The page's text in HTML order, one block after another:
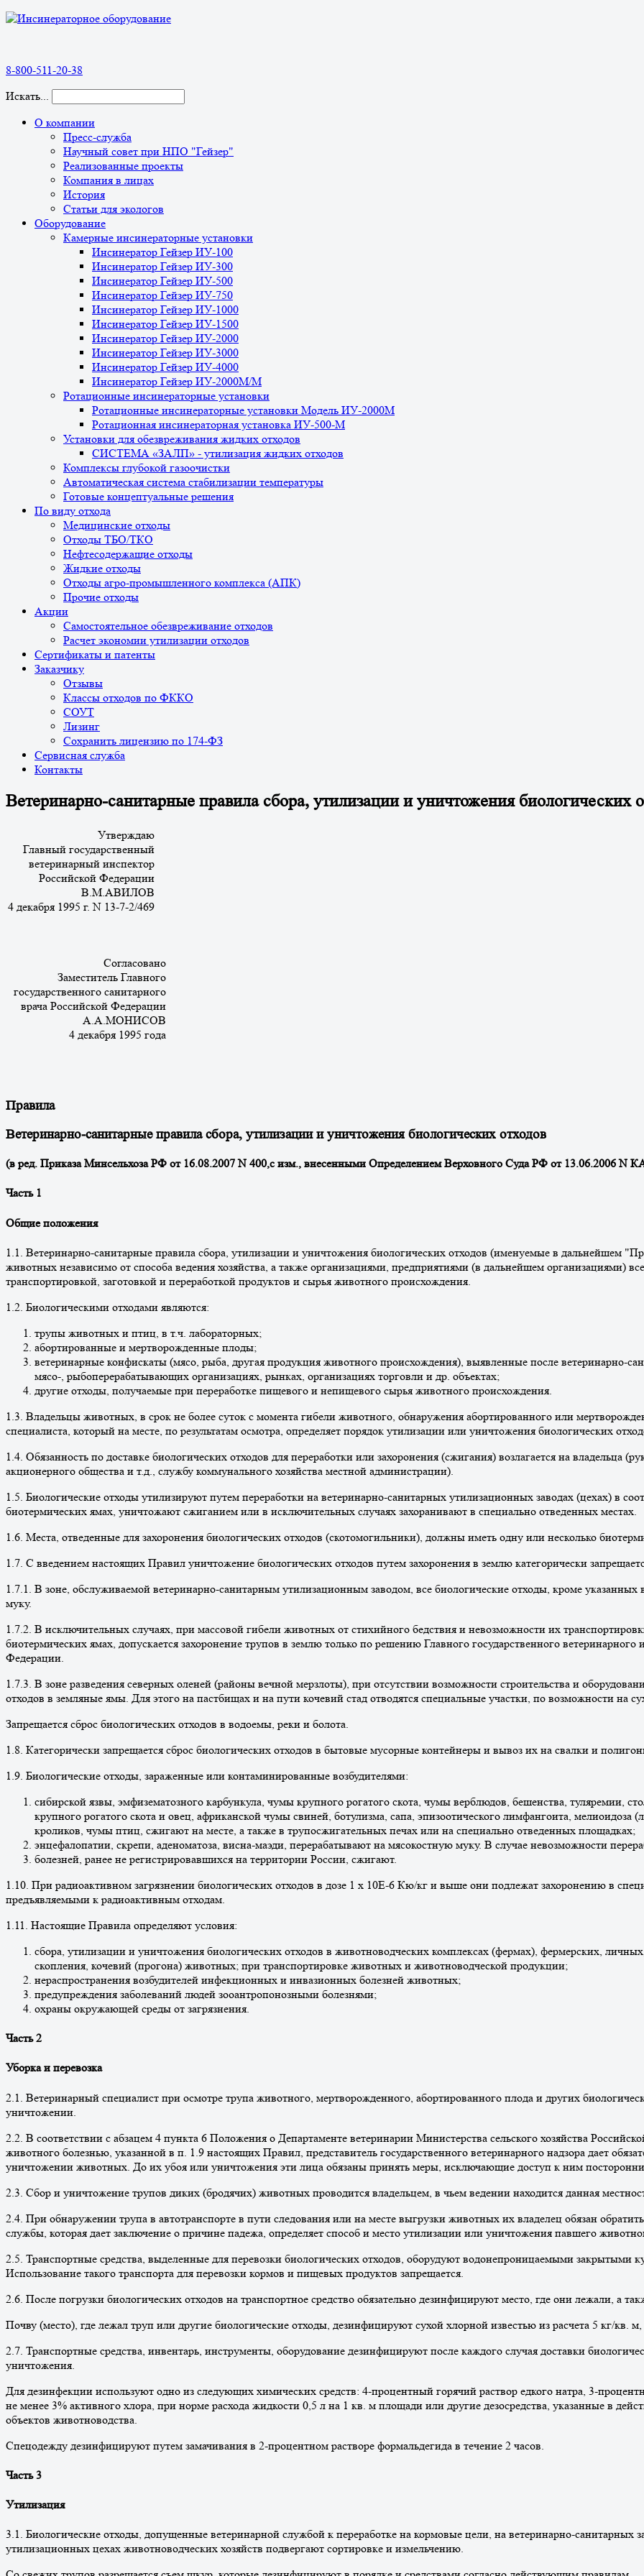
8-800-511-20-38
Искать...
О компании
Пресс-служба
Научный совет при НПО "Гейзер"
Реализованные проекты
Компания в лицах
История
Статьи для экологов
Оборудование
Камерные инсинераторные установки
Инсинератор Гейзер ИУ-100
Инсинератор Гейзер ИУ-300
Инсинератор Гейзер ИУ-500
Инсинератор Гейзер ИУ-750
Инсинератор Гейзер ИУ-1000
Инсинератор Гейзер ИУ-1500
Инсинератор Гейзер ИУ-2000
Инсинератор Гейзер ИУ-3000
Инсинератор Гейзер ИУ-4000
Инсинератор Гейзер ИУ-2000М/М
Ротационные инсинераторные установки
Ротационные инсинераторные установки Модель ИУ-2000М
Ротационная инсинераторная установка ИУ-500-М
Установки для обезвреживания жидких отходов
СИСТЕМА «ЗАЛП» - утилизация жидких отходов
Комплексы глубокой газоочистки
Автоматическая система стабилизации температуры
Готовые концептуальные решения
По виду отхода
Медицинские отходы
Отходы ТБО/ТКО
Нефтесодержащие отходы
Жидкие отходы
Отходы агро-промышленного комплекса (АПК)
Прочие отходы
Акции
Самостоятельное обезвреживание отходов
Расчет экономии утилизации отходов
Сертификаты и патенты
Заказчику
Отзывы
Классы отходов по ФККО
СОУТ
Лизинг
Сохранить лицензию по 174-ФЗ
Сервисная служба
Контакты
Ветеринарно-санитарные правила сбора, утилизации и уничтожения биологических
Утверждаю
Главный государственный
ветеринарный инспектор
Российской Федерации
В.М.АВИЛОВ
4 декабря 1995 г. N 13-7-2/469
Согласовано
Заместитель Главного
государственного санитарного
врача Российской Федерации
А.А.МОНИСОВ
4 декабря 1995 года
Правила
Ветеринарно-санитарные правила сбора, утилизации и уничтожения биологических отходов
(в ред. Приказа Минсельхоза РФ от 16.08.2007 N 400,с изм., внесенными Определением Верховного Суда РФ от 13.06.2006 N
Часть 1
Общие положения
1.1. Ветеринарно-санитарные правила сбора, утилизации и уничтожения биологических отходов (именуемые в дальнейшем
животных независимо от способа ведения хозяйства, а также организациями, предприятиями (в дальнейшем организациями)
транспортировкой, заготовкой и переработкой продуктов и сырья животного происхождения.
1.2. Биологическими отходами являются:
трупы животных и птиц, в т.ч. лабораторных;
абортированные и мертворожденные плоды;
ветеринарные конфискаты (мясо, рыба, другая продукция животного происхождения), выявленные после ветеринарно-
мясо-, рыбоперерабатывающих организациях, рынках, организациях торговли и др. объектах;
другие отходы, получаемые при переработке пищевого и непищевого сырья животного происхождения.
1.3. Владельцы животных, в срок не более суток с момента гибели животного, обнаружения абортированного или
специалиста, который на месте, по результатам осмотра, определяет порядок утилизации или уничтожения биологических
1.4. Обязанность по доставке биологических отходов для переработки или захоронения (сжигания) возлагается на владельца
акционерного общества и т.д., службу коммунального хозяйства местной администрации).
1.5. Биологические отходы утилизируют путем переработки на ветеринарно-санитарных утилизационных заводах (цехах) в
биотермических ямах, уничтожают сжиганием или в исключительных случаях захоранивают в специально отведенных местах.
1.6. Места, отведенные для захоронения биологических отходов (скотомогильники), должны иметь одну или несколько
1.7. С введением настоящих Правил уничтожение биологических отходов путем захоронения в землю категорически
1.7.1. В зоне, обслуживаемой ветеринарно-санитарным утилизационным заводом, все биологические отходы, кроме
муку.
1.7.2. В исключительных случаях, при массовой гибели животных от стихийного бедствия и невозможности их
биотермических ямах, допускается захоронение трупов в землю только по решению Главного государственного ветеринарного
Федерации.
1.7.3. В зоне разведения северных оленей (районы вечной мерзлоты), при отсутствии возможности строительства и
отходов в земляные ямы. Для этого на пастбищах и на пути кочевий стад отводятся специальные участки, по возможности на
Запрещается сброс биологических отходов в водоемы, реки и болота.
1.8. Категорически запрещается сброс биологических отходов в бытовые мусорные контейнеры и вывоз их на свалки и
1.9. Биологические отходы, зараженные или контаминированные возбудителями:
сибирской язвы, эмфизематозного карбункула, чумы крупного рогатого скота, чумы верблюдов, бешенства, туляремии,
крупного рогатого скота и овец, африканской чумы свиней, ботулизма, сапа, эпизоотического лимфангоита, мелиоидоза
кроликов, чумы птиц, сжигают на месте, а также в трупосжигательных печах или на специально отведенных площадках;
энцефалопатии, скрепи, аденоматоза, висна-маэди, перерабатывают на мясокостную муку. В случае невозможности
болезней, ранее не регистрировавшихся на территории России, сжигают.
1.10. При радиоактивном загрязнении биологических отходов в дозе 1 x 10Е-6 Кю/кг и выше они подлежат захоронению в
предъявляемыми к радиоактивным отходам.
1.11. Настоящие Правила определяют условия:
сбора, утилизации и уничтожения биологических отходов в животноводческих комплексах (фермах), фермерских,
скопления, кочевий (прогона) животных; при транспортировке животных и животноводческой продукции;
нераспространения возбудителей инфекционных и инвазионных болезней животных;
предупреждения заболеваний людей зооантропонозными болезнями;
охраны окружающей среды от загрязнения.
Часть 2
Уборка и перевозка
2.1. Ветеринарный специалист при осмотре трупа животного, мертворожденного, абортированного плода и других
уничтожении.
2.2. В соответствии с абзацем 4 пункта 6 Положения о Департаменте ветеринарии Министерства сельского хозяйства
животного болезнью, указанной в п. 1.9 настоящих Правил, представитель государственного ветеринарного надзора дает
уничтожении животных. До их убоя или уничтожения эти лица обязаны принять меры, исключающие доступ к ним
2.3. Сбор и уничтожение трупов диких (бродячих) животных проводится владельцем, в чьем ведении находится данная
2.4. При обнаружении трупа в автотранспорте в пути следования или на месте выгрузки животных их владелец обязан
службы, которая дает заключение о причине падежа, определяет способ и место утилизации или уничтожения павшего
2.5. Транспортные средства, выделенные для перевозки биологических отходов, оборудуют водонепроницаемыми закрытыми
Использование такого транспорта для перевозки кормов и пищевых продуктов запрещается.
2.6. После погрузки биологических отходов на транспортное средство обязательно дезинфицируют место, где они лежали, а
Почву (место), где лежал труп или другие биологические отходы, дезинфицируют сухой хлорной известью из расчета 5 кг/кв.
2.7. Транспортные средства, инвентарь, инструменты, оборудование дезинфицируют после каждого случая доставки
уничтожения.
Для дезинфекции используют одно из следующих химических средств: 4-процентный горячий раствор едкого натра, 3-
не менее 3% активного хлора, при норме расхода жидкости 0,5 л на 1 кв. м площади или другие дезосредства, указанные в
объектов животноводства.
Спецодежду дезинфицируют путем замачивания в 2-процентном растворе формальдегида в течение 2 часов.
Часть 3
Утилизация
3.1. Биологические отходы, допущенные ветеринарной службой к переработке на кормовые цели, на ветеринарно-санитарных
утилизационных цехах животноводческих хозяйств подвергают сортировке и измельчению.